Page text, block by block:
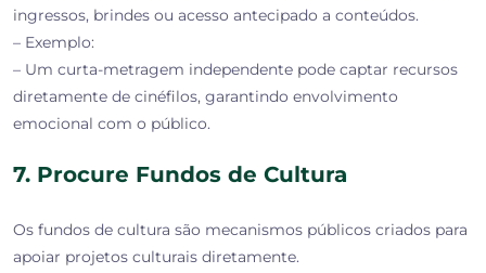
ingressos, brindes ou acesso antecipado a conteúdos.
– Exemplo:
– Um curta-metragem independente pode captar recursos
diretamente de cinéfilos, garantindo envolvimento
emocional com o público.
7. Procure Fundos de Cultura
Os fundos de cultura são mecanismos públicos criados para
apoiar projetos culturais diretamente.